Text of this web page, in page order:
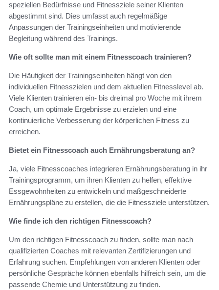
speziellen Bedürfnisse und Fitnessziele seiner Klienten
abgestimmt sind. Dies umfasst auch regelmäßige
Anpassungen der Trainingseinheiten und motivierende
Begleitung während des Trainings.
Wie oft sollte man mit einem Fitnesscoach trainieren?
Die Häufigkeit der Trainingseinheiten hängt von den
individuellen Fitnesszielen und dem aktuellen Fitnesslevel ab.
Viele Klienten trainieren ein- bis dreimal pro Woche mit ihrem
Coach, um optimale Ergebnisse zu erzielen und eine
kontinuierliche Verbesserung der körperlichen Fitness zu
erreichen.
Bietet ein Fitnesscoach auch Ernährungsberatung an?
Ja, viele Fitnesscoaches integrieren Ernährungsberatung in ihr
Trainingsprogramm, um ihren Klienten zu helfen, effektive
Essgewohnheiten zu entwickeln und maßgeschneiderte
Ernährungspläne zu erstellen, die die Fitnessziele unterstützen.
Wie finde ich den richtigen Fitnesscoach?
Um den richtigen Fitnesscoach zu finden, sollte man nach
qualifizierten Coaches mit relevanten Zertifizierungen und
Erfahrung suchen. Empfehlungen von anderen Klienten oder
persönliche Gespräche können ebenfalls hilfreich sein, um die
passende Chemie und Unterstützung zu finden.